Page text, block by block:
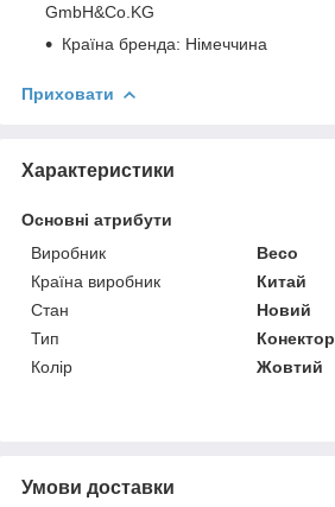
GmbH&Co.KG
Країна бренда: Німеччина
Приховати
Характеристики
Основні атрибути
Виробник
Beco
Країна виробник
Китай
Стан
Новий
Тип
Конектор
Колір
Жовтий
Умови доставки